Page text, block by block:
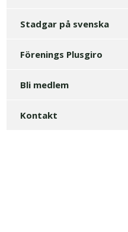
Stadgar på svenska
Förenings Plusgiro
Bli medlem
Kontakt